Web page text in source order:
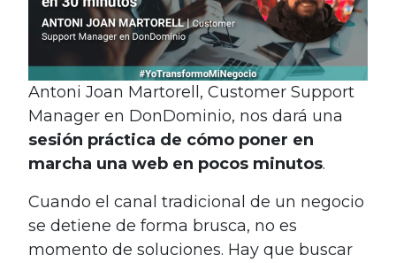
Antoni Joan Martorell, Customer Support
Manager en DonDominio, nos dará una
sesión práctica de cómo poner en
marcha una web en pocos minutos.
Cuando el canal tradicional de un negocio
se detiene de forma brusca, no es
momento de soluciones. Hay que buscar